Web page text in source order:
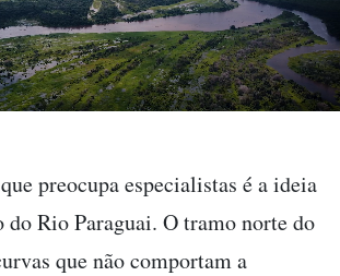
preocupa especialistas é a ideia
Rio Paraguai. O tramo norte do
que não comportam a